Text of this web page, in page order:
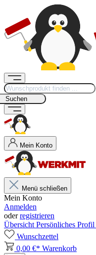
Suchen
Mein Konto
Menü schließen
Mein Konto
Anmelden
oderregistrieren
Übersicht Persönliches Profil
Wunschzettel
0,00 €* Warenkorb